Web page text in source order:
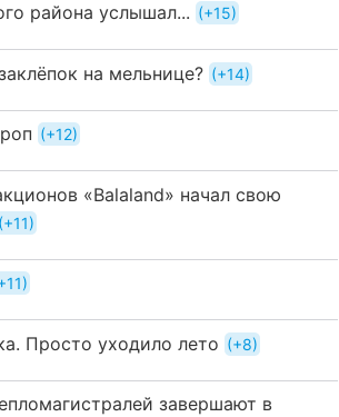
района услышал...
+15
на мельнице? +14
+12
«Balaland» начал свою
+11
Просто уходило лето +8
завершают в